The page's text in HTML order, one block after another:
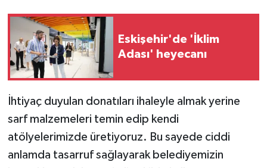
Eskişehir'de 'İklim
Adası' heyecanı
İhtiyaç duyulan donatıları ihaleyle almak yerine
sarf malzemeleri temin edip kendi
atölyelerimizde üretiyoruz. Bu sayede ciddi
anlamda tasarruf sağlayarak belediyemizin